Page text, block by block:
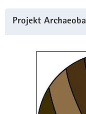
Projekt